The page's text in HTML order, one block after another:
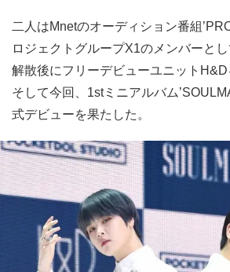
二人はMnetのオーディション番組
ロジェクトグループX1のメンバーと
解散後にフリーデビューユニットH&D
そして今回、1stミニアルバム
式デビューを果たした。